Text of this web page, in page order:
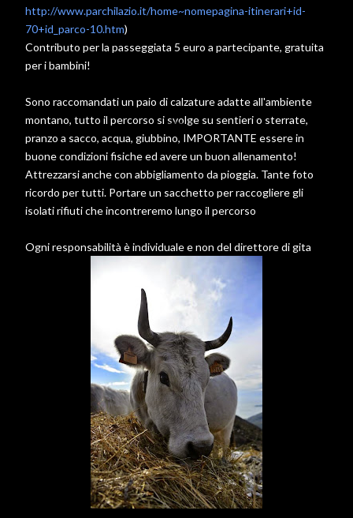
http://www.parchilazio.it/home~nomepagina-itinerari+id-
70+id_parco-10.htm)
Contributo per la passeggiata 5 euro a partecipante, gratuita
per i bambini!
Sono raccomandati un paio di calzature adatte all'ambiente
montano, tutto il percorso si svolge su sentieri o sterrate,
pranzo a sacco, acqua, giubbino, IMPORTANTE essere in
buone condizioni fisiche ed avere un buon allenamento!
Attrezzarsi anche con abbigliamento da pioggia. Tante foto
ricordo per tutti. Portare un sacchetto per raccogliere gli
isolati rifiuti che incontreremo lungo il percorso
Ogni responsabilità è individuale e non del direttore di gita